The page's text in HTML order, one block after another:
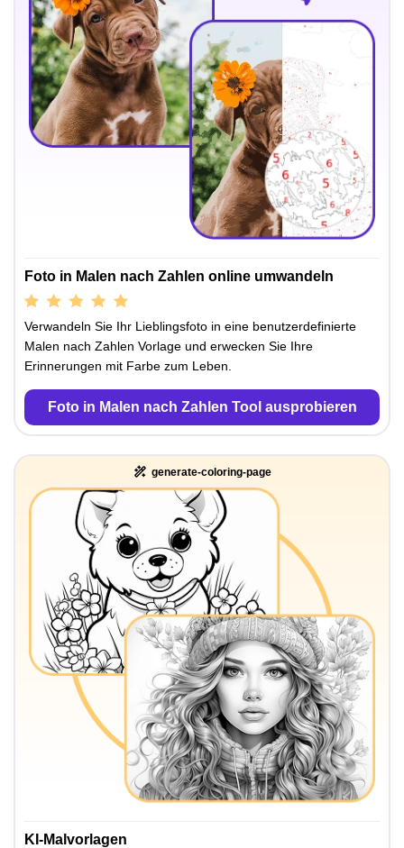
Foto in Malen nach Zahlen online umwandeln
Verwandeln Sie Ihr Lieblingsfoto in eine benutzerdefinierte
Malen nach Zahlen Vorlage und erwecken Sie Ihre
Erinnerungen mit Farbe zum Leben.
Foto in Malen nach Zahlen Tool ausprobieren
generate-coloring-page
KI-Malvorlagen